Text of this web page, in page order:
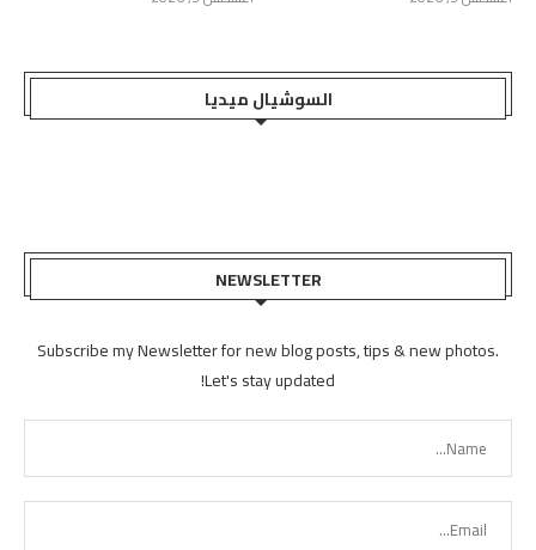
السوشيال ميديا
NEWSLETTER
Subscribe my Newsletter for new blog posts, tips & new photos.
Let's stay updated!